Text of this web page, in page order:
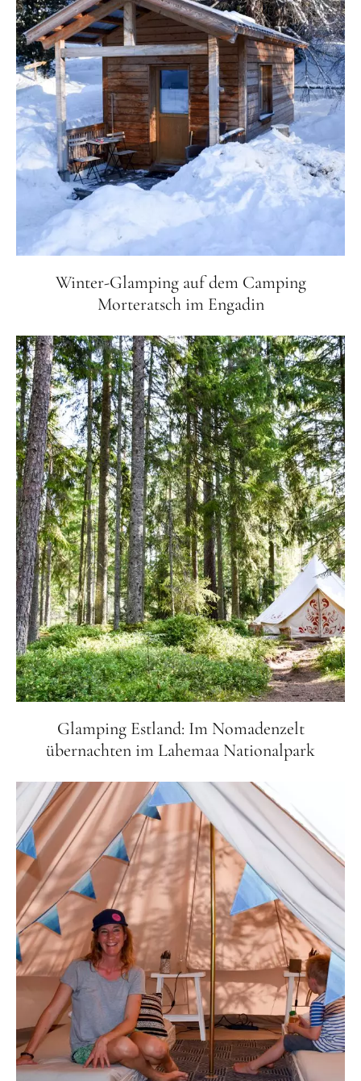
Winter-Glamping auf dem Camping
Morteratsch im Engadin
Glamping Estland: Im Nomadenzelt
übernachten im Lahemaa Nationalpark